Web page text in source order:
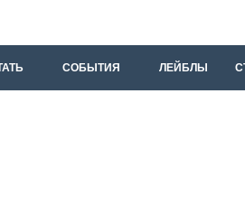
СОБЫТИЯ ЛЕЙБЛЫ